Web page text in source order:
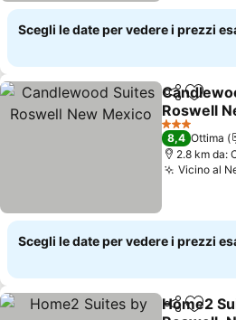
Scegli le date per vedere i prezzi
Condividi
Roswell
Scopri i
3 Stelle
8,4 Ottima
2.8 km da:
Vicino al
Scegli le date per vedere i prezzi
Condividi
Home2